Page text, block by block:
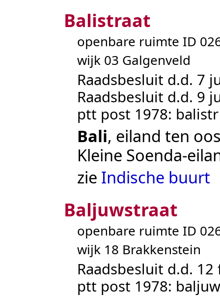
Balistraat
openbare ruimte ID
wijk 03 Galgenveld
Raadsbesluit d.d. 7
Raadsbesluit d.d. 9
ptt post 1978: balistr
Bali, eiland ten
Kleine Soenda-
zie Indische buurt
Baljuwstraat
openbare ruimte ID
wijk 18 Brakkenstein
Raadsbesluit d.d.
ptt post 1978: